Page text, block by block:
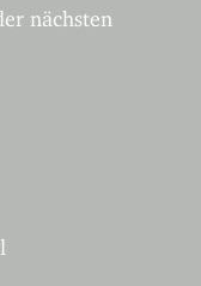
nächsten